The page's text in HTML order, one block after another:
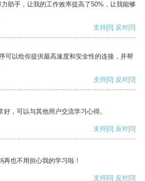
助手，让我的工作效率提高了50%，让我能够
支持[0] 反对[0]
可以给你提供最高速度和安全性的连接，并帮
支持[0] 反对[0]
，可以与其他用户交流学习心得。
支持[0] 反对[0]
再也不用担心我的学习啦！
支持[0] 反对[0]